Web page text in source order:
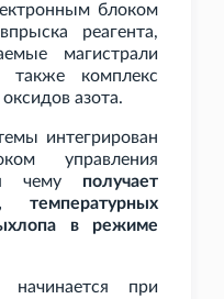
блоком
реагента,
магистрали
комплекс
азота.
интегрирован
управления
чему получает
в режиме
начинается при